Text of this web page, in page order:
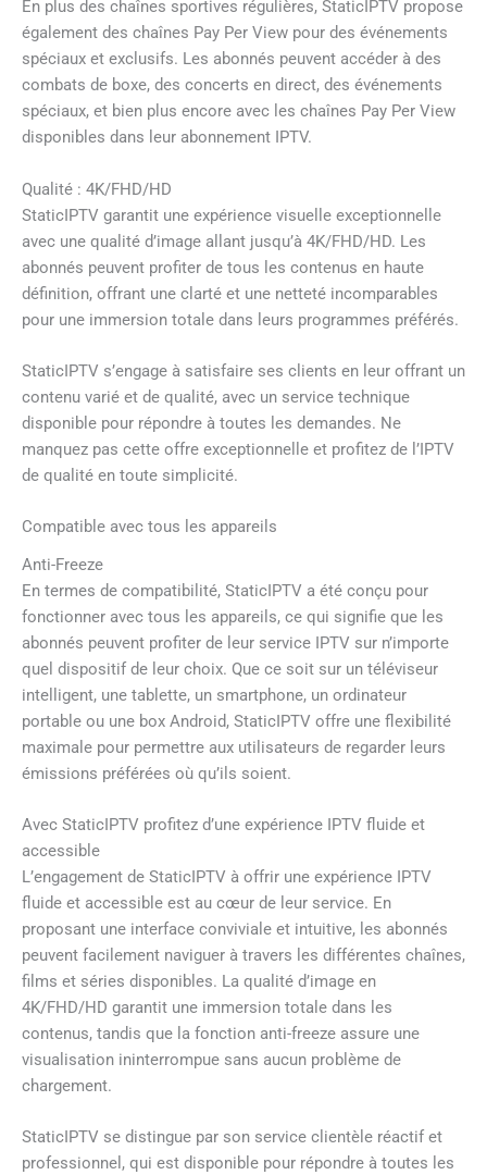
En plus des chaînes sportives régulières, StaticIPTV propose
également des chaînes Pay Per View pour des événements
spéciaux et exclusifs. Les abonnés peuvent accéder à des
combats de boxe, des concerts en direct, des événements
spéciaux, et bien plus encore avec les chaînes Pay Per View
disponibles dans leur abonnement IPTV.
Qualité : 4K/FHD/HD
StaticIPTV garantit une expérience visuelle exceptionnelle
avec une qualité d’image allant jusqu’à 4K/FHD/HD. Les
abonnés peuvent profiter de tous les contenus en haute
définition, offrant une clarté et une netteté incomparables
pour une immersion totale dans leurs programmes préférés.
StaticIPTV s’engage à satisfaire ses clients en leur offrant un
contenu varié et de qualité, avec un service technique
disponible pour répondre à toutes les demandes. Ne
manquez pas cette offre exceptionnelle et profitez de l’IPTV
de qualité en toute simplicité.
Compatible avec tous les appareils
Anti-Freeze
En termes de compatibilité, StaticIPTV a été conçu pour
fonctionner avec tous les appareils, ce qui signifie que les
abonnés peuvent profiter de leur service IPTV sur n’importe
quel dispositif de leur choix. Que ce soit sur un téléviseur
intelligent, une tablette, un smartphone, un ordinateur
portable ou une box Android, StaticIPTV offre une flexibilité
maximale pour permettre aux utilisateurs de regarder leurs
émissions préférées où qu’ils soient.
Avec StaticIPTV profitez d’une expérience IPTV fluide et
accessible
L’engagement de StaticIPTV à offrir une expérience IPTV
fluide et accessible est au cœur de leur service. En
proposant une interface conviviale et intuitive, les abonnés
peuvent facilement naviguer à travers les différentes chaînes,
films et séries disponibles. La qualité d’image en
4K/FHD/HD garantit une immersion totale dans les
contenus, tandis que la fonction anti-freeze assure une
visualisation ininterrompue sans aucun problème de
chargement.
StaticIPTV se distingue par son service clientèle réactif et
professionnel, qui est disponible pour répondre à toutes les